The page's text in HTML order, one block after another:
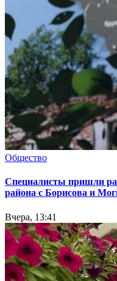
Общество
Специалисты пришли
района с Борисова и
Вчера, 13:41